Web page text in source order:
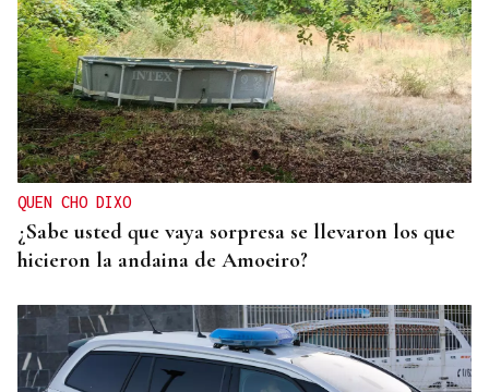
ARSENAL MILITAR
Zelenski reclama a EEUU que aumente el número
de misiles
QUEN CHO DIXO
¿Sabe usted que vaya sorpresa se llevaron los que
hicieron la andaina de Amoeiro?